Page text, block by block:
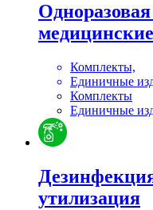
Комплекты,
Единичные
Комплекты
Единичные
утилизация